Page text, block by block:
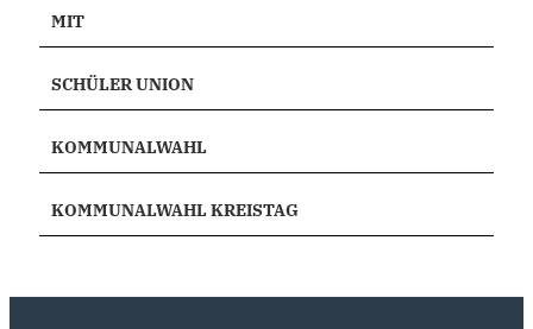
MIT
SCHÜLER UNION
KOMMUNALWAHL
KOMMUNALWAHL KREISTAG